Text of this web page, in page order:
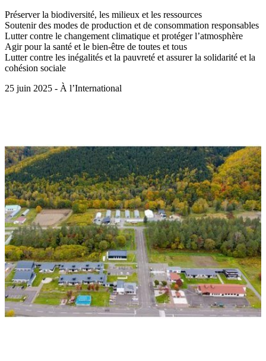
Préserver la biodiversité, les milieux et les ressources
Soutenir des modes de production et de consommation responsables
Lutter contre le changement climatique et protéger l’atmosphère
Agir pour la santé et le bien-être de toutes et tous
Lutter contre les inégalités et la pauvreté et assurer la solidarité et la
cohésion sociale
25 juin 2025 - À l’International